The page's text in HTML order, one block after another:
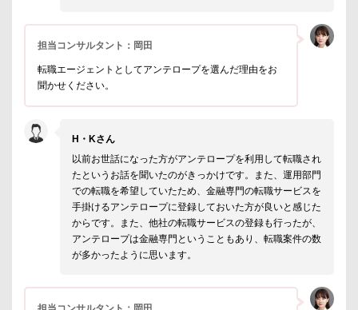
担当コンサルタント：岡田
転職エージェントとしてアンテロープを選んだ理由をお
聞かせください。
H・Kさん
以前お世話になった方がアンテロープを利用して転職され
たというお話を聞いたのがきっかけです。また、運用部門
での転職を希望していたため、金融専門の転職サービスを
手掛けるアンテロープに登録しておいた方が良いと感じた
からです。また、他社の転職サービスの登録も行ったが、
アンテロープは金融専門ということもあり、転職案件の数
が多かったように思います。